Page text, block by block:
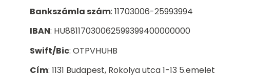
Bankszámla szám: 11703006-25993994
IBAN: HU88117030062599399400000000
Swift/Bic: OTPVHUHB
Cím: 1131 Budapest, Rokolya utca 1-13 5.emelet